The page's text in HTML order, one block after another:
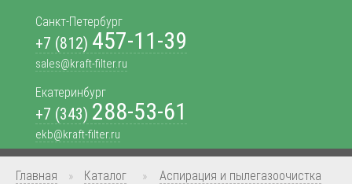
Санкт-Петербург
+7 (812) 457-11-39
sales@kraft-filter.ru
Екатеринбург
+7 (343) 288-53-61
ekb@kraft-filter.ru
Главная » Каталог »
Аспирация и пылегазоочистка